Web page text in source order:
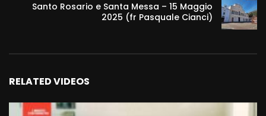
Santo Rosario e Santa Messa – 15 Maggio
2025 (fr Pasquale Cianci)
RELATED VIDEOS